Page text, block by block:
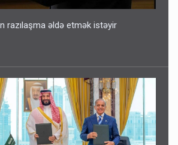
razılaşma əldə etmək istəyir